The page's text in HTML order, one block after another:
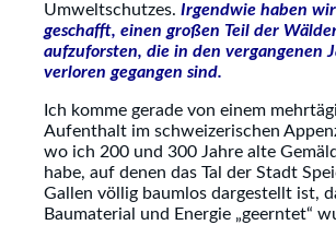
Umweltschutzes. Irgendwie haben
geschafft, einen großen Teil der
aufzuforsten, die in den vergangenen
verloren gegangen sind.
Ich komme gerade von einem
Aufenthalt im schweizerischen
wo ich 200 und 300 Jahre alte
habe, auf denen das Tal der Stadt
Gallen völlig baumlos dargestellt ist,
Baumaterial und Energie „geerntet“